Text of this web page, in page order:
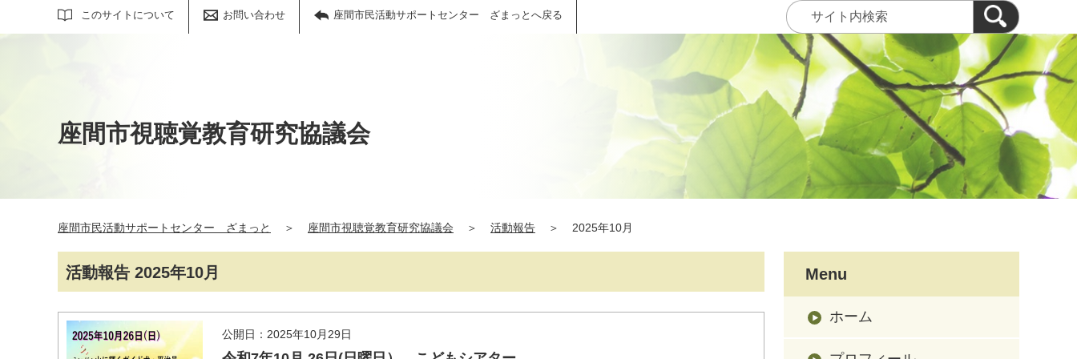
このサイトについて お問い合わせ 座間市民活動サポートセンター ざまっとへ戻る
サイト内検索
座間市視聴覚教育研究協議会
座間市民活動サポートセンター ざまっと ＞ 座間市視聴覚教育研究協議会 ＞ 活動報告 ＞ 2025年10月
活動報告 2025年10月
公開日：2025年10月29日
Menu
ホーム